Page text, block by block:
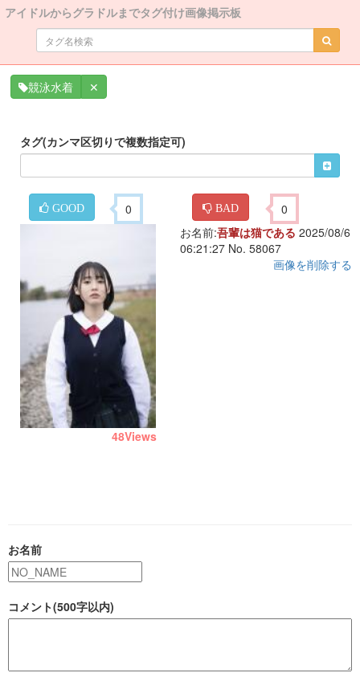
アイドルからグラドルまでタグ付け画像掲示板
競泳水着 ✕
タグ(カンマ区切りで複数指定可)
GOOD 0 BAD 0
48Views
お名前:吾輩は猫である 2025/08/6
06:21:27 No. 58067
画像を削除する
お名前
コメント(500字以内)